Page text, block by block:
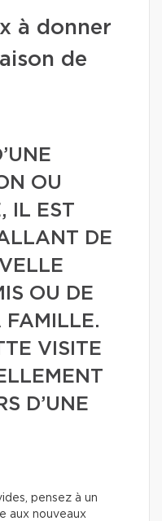
à donner
de
OU
IL EST
DE
OU DE
FAMILLE.
VISITE
D’UNE
pensez à un
aux nouveaux